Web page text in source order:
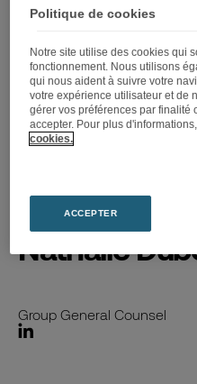
Nathalie
Group General Counsel
Politique de cookies
Notre site utilise des cookies qui
fonctionnement. Nous utilisons
qui nous aident à suivre votre
votre expérience utilisateur et de
gérer vos préférences par finalité
accepter. Pour plus
cookies.
ACCEPTER